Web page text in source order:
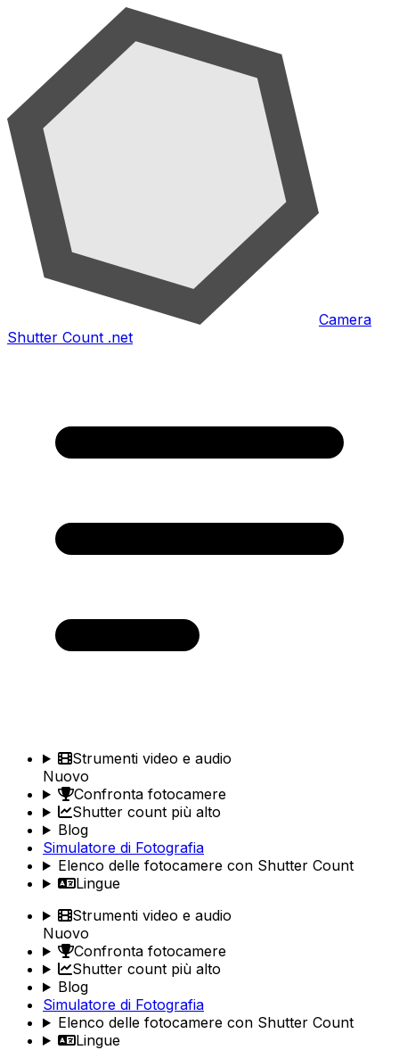
Camera
Shutter Count .net
Strumenti video e audio
Nuovo
Confronta fotocamere
Shutter count più alto
Blog
Simulatore di Fotografia
Elenco delle fotocamere con Shutter Count
Lingue
Strumenti video e audio
Nuovo
Confronta fotocamere
Shutter count più alto
Blog
Simulatore di Fotografia
Elenco delle fotocamere con Shutter Count
Lingue